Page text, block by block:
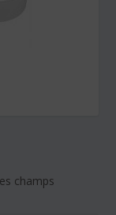
champs